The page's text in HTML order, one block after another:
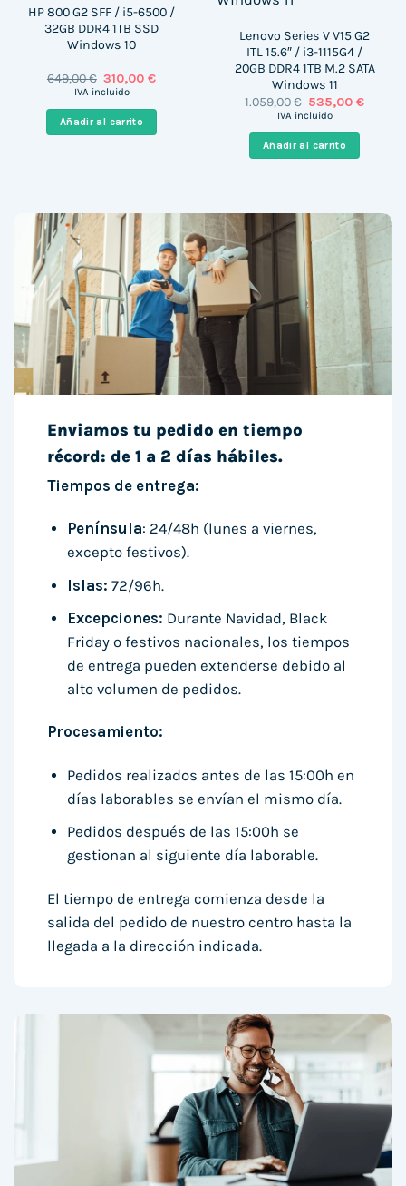
HP 800 G2 SFF / i5-6500 /
32GB DDR4 1TB SSD
Windows 10
649,00€ El
precio
era:
649,00 €.
310,00€El
es:
IVA incluido
Añadir al carrito
Lenovo Series V V15 G2
ITL 15.6″ / i3-1115G4 /
20GB DDR4 1TB M.2 SATA
Windows 11
1.059,00€ El
precio
era:
1.059,00 €.
535,00€El
IVA incluido
Añadir al carrito
Enviamos tu pedido en tiempo
récord: de 1 a 2 días hábiles.
Tiempos de entrega:
Península: 24/48h (lunes a viernes,
excepto festivos).
Islas: 72/96h.
Excepciones: Durante Navidad, Black
Friday o festivos nacionales, los tiempos
de entrega pueden extenderse debido al
alto volumen de pedidos.
Procesamiento:
Pedidos realizados antes de las 15:00h en
días laborables se envían el mismo día.
Pedidos después de las 15:00h se
gestionan al siguiente día laborable.
El tiempo de entrega comienza desde la
salida del pedido de nuestro centro hasta la
llegada a la dirección indicada.